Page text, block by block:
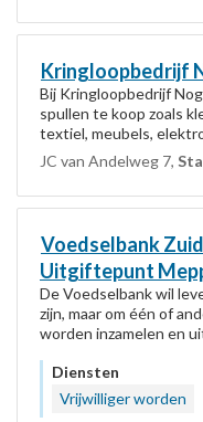
Kringloopbedrijf
Bij Kringloopbedrijf
spullen te koop zoals
textiel, meubels,
kleine huishoudelijke
JC van Andelweg 7,
Voedselbank
Uitgiftepunt
De Voedselbank wil
zijn, maar om één of
worden inzamelen en
Diensten
Vrijwilliger worden